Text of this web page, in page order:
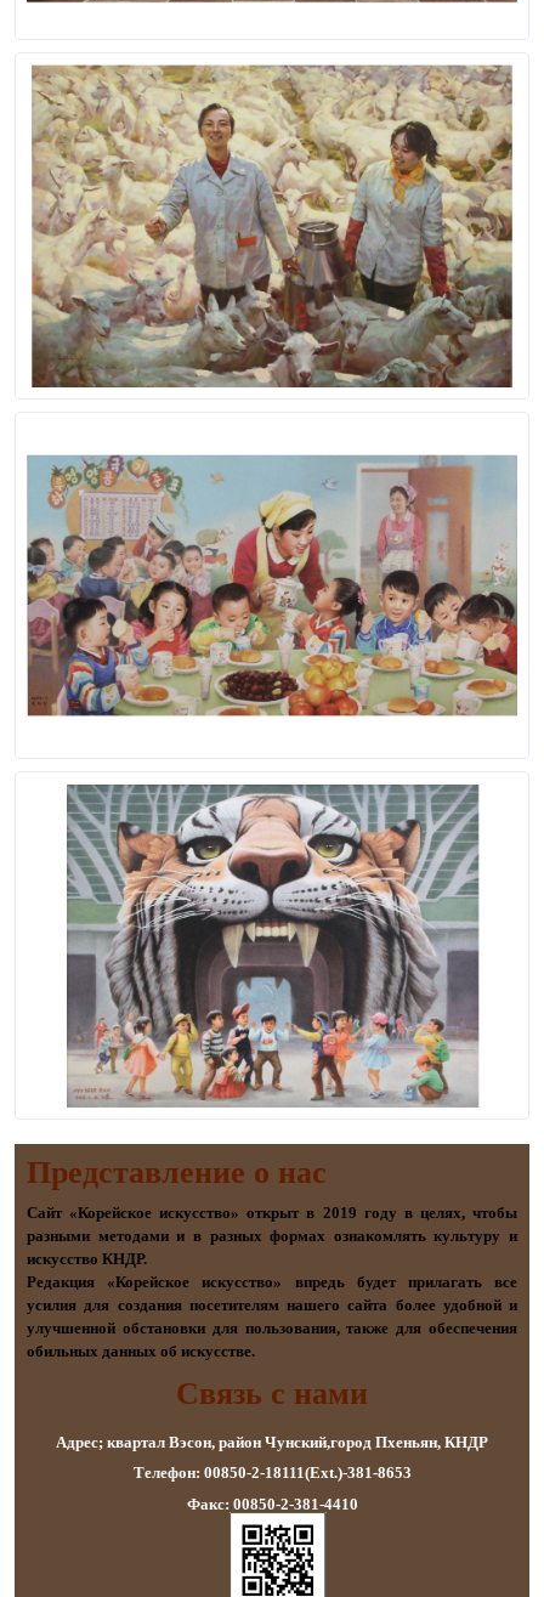
Представление о наc
Сайт «Корейское искусство» открыт в 2019 году в целях, чтобы
разными методами и в разных формах ознакомлять культуру и
искусство КНДР.
Редакция «Корейское искусство» впредь будет прилагать все
усилия для создания посетителям нашего сайта более удобной и
улучшенной обстановки для пользования, также для обеспечения
обильных данных об искусстве.
Связь с нами
Адрес; квартал Вэсон, район Чунский,город Пхеньян, КНДР
Телефон: 00850-2-18111(Ext.)-381-8653
Факс: 00850-2-381-4410